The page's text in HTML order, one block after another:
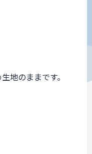
地のままです。